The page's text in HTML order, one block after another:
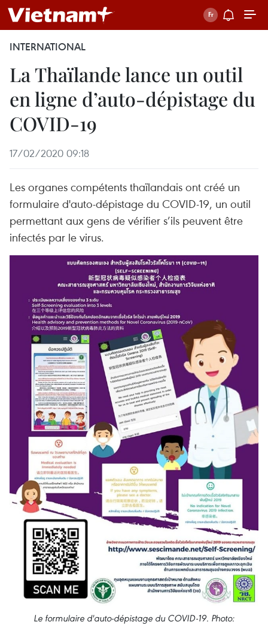
INTERNATIONAL
La Thaïlande lance un outil
en ligne d’auto-dépistage du
COVID-19
17/02/2020 09:18
Les organes compétents thaïlandais ont créé un
formulaire d'auto-dépistage du COVID-19, un outil
permettant aux gens de vérifier s’ils peuvent être
infectés par le virus.
Le formulaire d'auto-dépistage du COVID-19. Photo: